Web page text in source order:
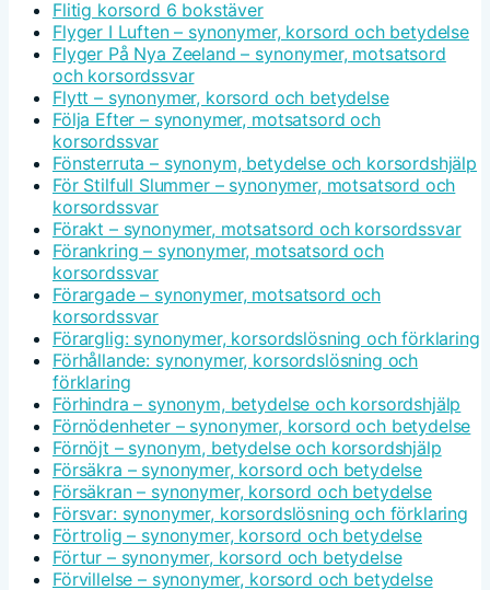
Flitig korsord 6 bokstäver
Flyger I Luften – synonymer, korsord och betydelse
Flyger På Nya Zeeland – synonymer, motsatsord
och korsordssvar
Flytt – synonymer, korsord och betydelse
Följa Efter – synonymer, motsatsord och
korsordssvar
Fönsterruta – synonym, betydelse och korsordshjälp
För Stilfull Slummer – synonymer, motsatsord och
korsordssvar
Förakt – synonymer, motsatsord och korsordssvar
Förankring – synonymer, motsatsord och
korsordssvar
Förargade – synonymer, motsatsord och
korsordssvar
Förarglig: synonymer, korsordslösning och förklaring
Förhållande: synonymer, korsordslösning och
förklaring
Förhindra – synonym, betydelse och korsordshjälp
Förnödenheter – synonymer, korsord och betydelse
Förnöjt – synonym, betydelse och korsordshjälp
Försäkra – synonymer, korsord och betydelse
Försäkran – synonymer, korsord och betydelse
Försvar: synonymer, korsordslösning och förklaring
Förtrolig – synonymer, korsord och betydelse
Förtur – synonymer, korsord och betydelse
Förvillelse – synonymer, korsord och betydelse